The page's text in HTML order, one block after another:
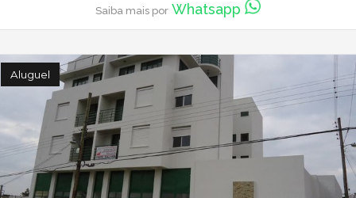
Saiba mais por Whatsapp
Aluguel